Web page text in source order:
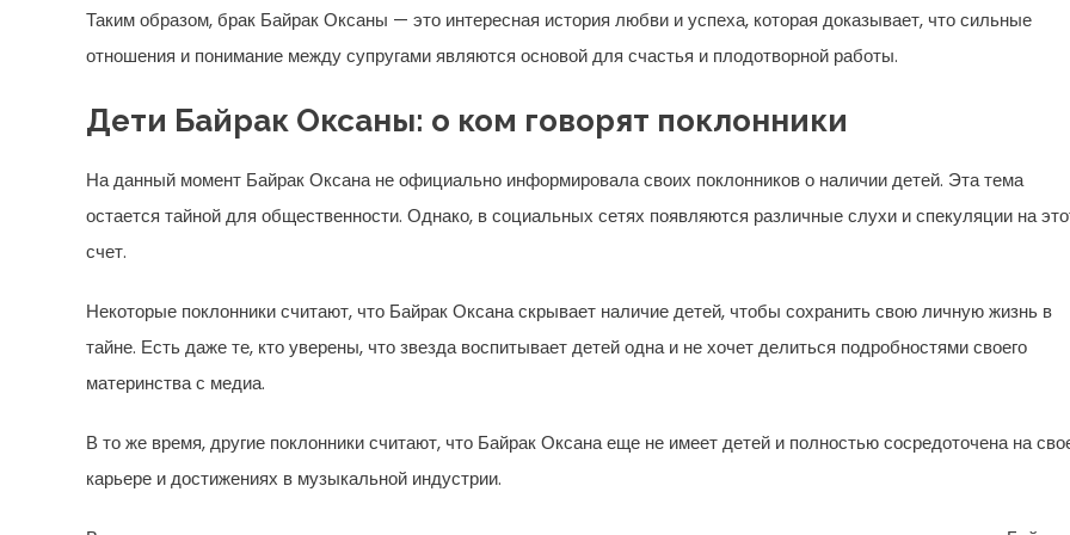
Таким образом, брак Байрак Оксаны — это интересная история любви и успеха, которая доказывает, что сильные
отношения и понимание между супругами являются основой для счастья и плодотворной работы.
Дети Байрак Оксаны: о ком говорят поклонники
На данный момент Байрак Оксана не официально информировала своих поклонников о наличии детей. Эта тема
остается тайной для общественности. Однако, в социальных сетях появляются различные слухи и спекуляции на
счет.
Некоторые поклонники считают, что Байрак Оксана скрывает наличие детей, чтобы сохранить свою личную жизнь в
тайне. Есть даже те, кто уверены, что звезда воспитывает детей одна и не хочет делиться подробностями своего
материнства с медиа.
В то же время, другие поклонники считают, что Байрак Оксана еще не имеет детей и полностью сосредоточена на
карьере и достижениях в музыкальной индустрии.